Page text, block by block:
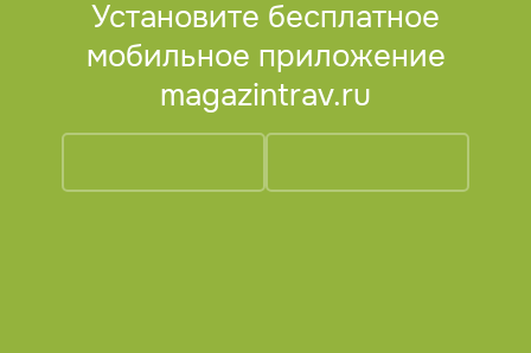
Установите бесплатное
мобильное приложение
magazintrav.ru